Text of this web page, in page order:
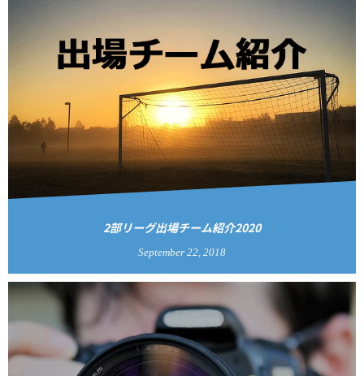
2部リーグ出場チーム紹介2020
September 22, 2018